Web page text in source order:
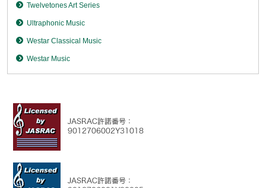
Twelvetones Art Series
Ultraphonic Music
Westar Classical Music
Westar Music